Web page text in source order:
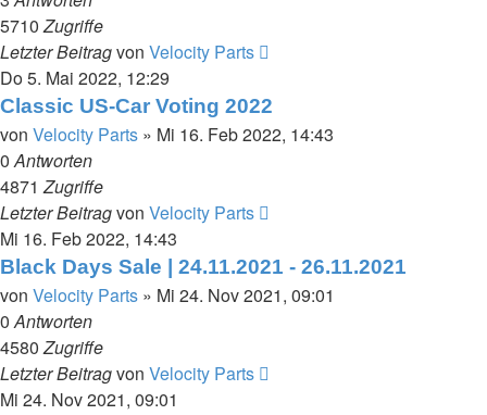
5710Zugriffe
Letzter Beitragvon Velocity Parts
Do 5. Mai 2022, 12:29
Classic US-Car Voting 2022
von Velocity Parts » Mi 16. Feb 2022, 14:43
0Antworten
4871Zugriffe
Letzter Beitragvon Velocity Parts
Mi 16. Feb 2022, 14:43
Black Days Sale | 24.11.2021 - 26.11.2021
von Velocity Parts » Mi 24. Nov 2021, 09:01
0Antworten
4580Zugriffe
Letzter Beitragvon Velocity Parts
Mi 24. Nov 2021, 09:01